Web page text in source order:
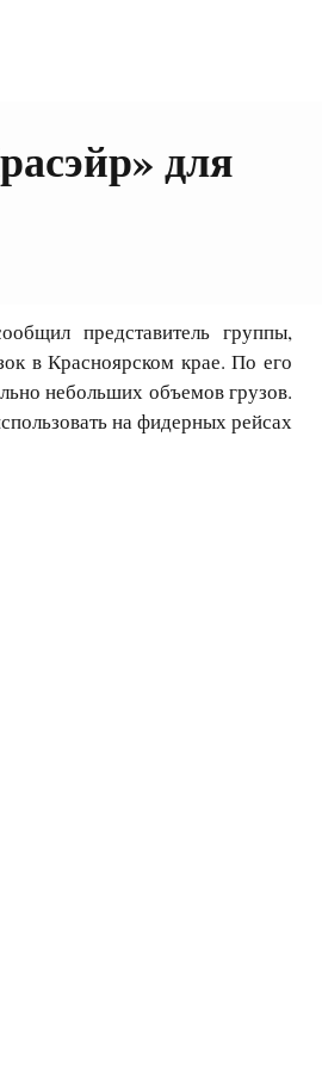
для
представитель группы,
в Красноярском крае. По его
небольших объемов грузов.
на фидерных рейсах